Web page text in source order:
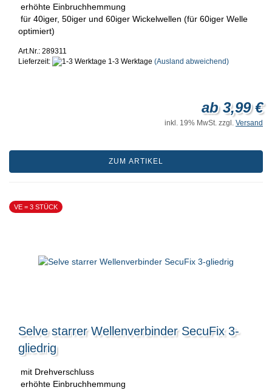
erhöhte Einbruchhemmung
für 40iger, 50iger und 60iger Wickelwellen (für 60iger Welle
optimiert)
Art.Nr.: 289311
Lieferzeit:
1-3 Werktage (Ausland abweichend)
ab 3,99 €
inkl. 19% MwSt. zzgl. Versand
ZUM ARTIKEL
VE = 3 STÜCK
Selve starrer Wellenverbinder SecuFix 3-
gliedrig
mit Drehverschluss
erhöhte Einbruchhemmung